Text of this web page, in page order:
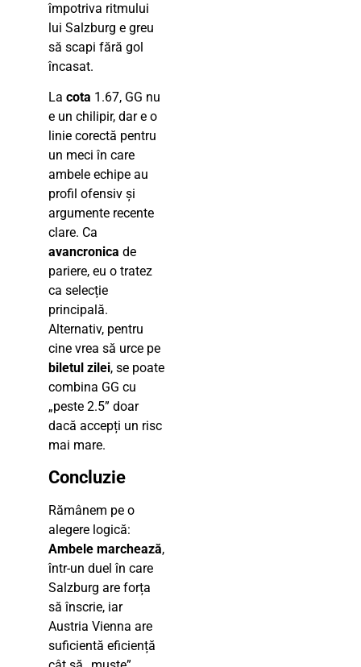
împotriva ritmului
lui Salzburg e greu
să scapi fără gol
încasat.
La cota 1.67, GG nu
e un chilipir, dar e o
linie corectă pentru
un meci în care
ambele echipe au
profil ofensiv și
argumente recente
clare. Ca
avancronica de
pariere, eu o tratez
ca selecție
principală.
Alternativ, pentru
cine vrea să urce pe
biletul zilei, se poate
combina GG cu
„peste 2.5” doar
dacă accepți un risc
mai mare.
Concluzie
Rămânem pe o
alegere logică:
Ambele marchează,
într-un duel în care
Salzburg are forța
să înscrie, iar
Austria Vienna are
suficientă eficiență